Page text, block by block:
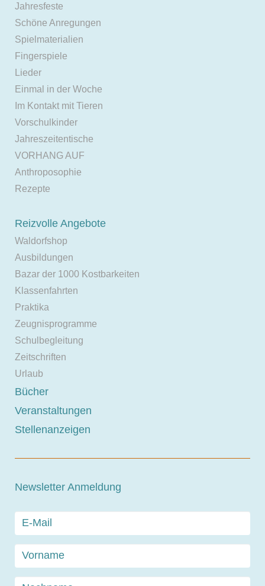
Jahresfeste
Schöne Anregungen
Spielmaterialien
Fingerspiele
Lieder
Einmal in der Woche
Im Kontakt mit Tieren
Vorschulkinder
Jahreszeitentische
VORHANG AUF
Anthroposophie
Rezepte
Reizvolle Angebote
Waldorfshop
Ausbildungen
Bazar der 1000 Kostbarkeiten
Klassenfahrten
Praktika
Zeugnisprogramme
Schulbegleitung
Zeitschriften
Urlaub
Bücher
Veranstaltungen
Stellenanzeigen
Newsletter Anmeldung